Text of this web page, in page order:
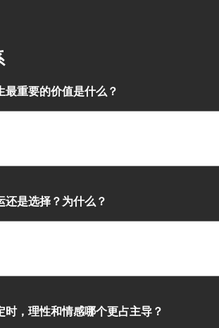
最重要的价值是什么？
还是选择？为什么？
时，理性和情感哪个更占主导？